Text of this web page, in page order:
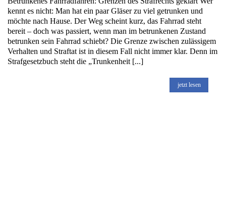
kennt es nicht: Man hat ein paar Gläser zu viel getrunken und
möchte nach Hause. Der Weg scheint kurz, das Fahrrad steht
bereit – doch was passiert, wenn man im betrunkenen Zustand
betrunken sein Fahrrad schiebt? Die Grenze zwischen zulässigem
Verhalten und Straftat ist in diesem Fall nicht immer klar. Denn im
Strafgesetzbuch steht die „Trunkenheit [...]
jetzt lesen